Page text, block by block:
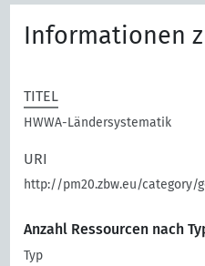
Informationen
TITEL
HWWA-Ländersystematik
URI
http://pm20.zbw.eu/category/
Anzahl Ressourcen nach
Typ